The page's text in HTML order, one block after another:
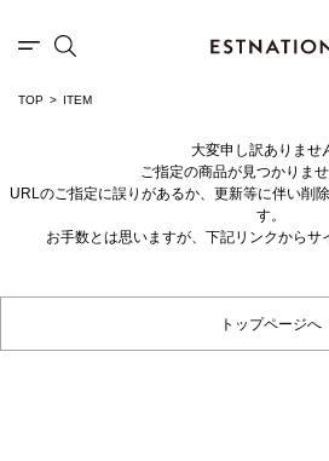
TOP ITEM
大変申し訳ありませ
ご指定の商品が見つかりませ
URLのご指定に誤りがあるか、更新等に伴い削
す。
お手数とは思いますが、下記リンクからサ
トップページへ